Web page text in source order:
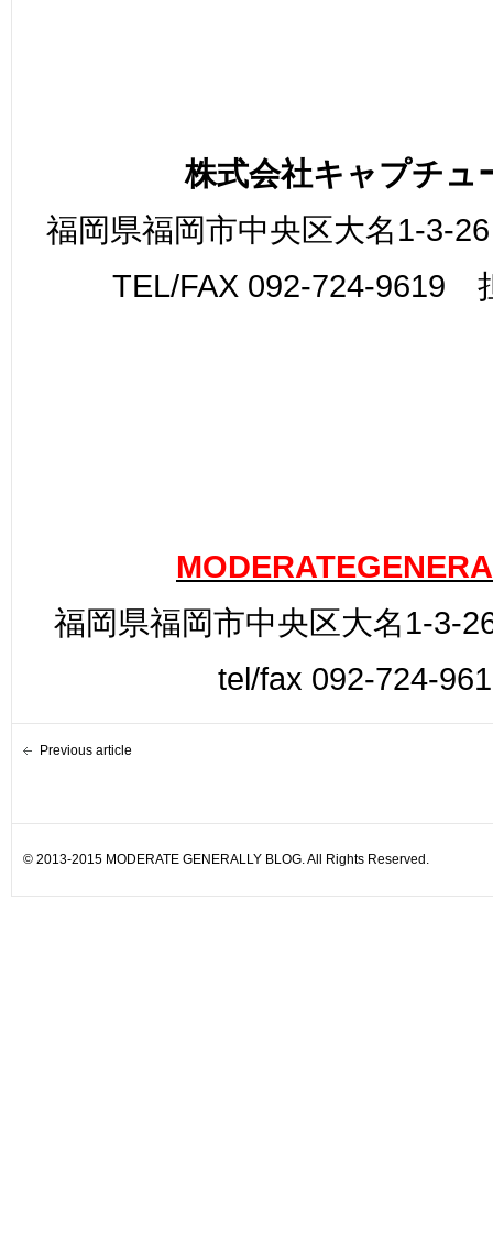
株式会社キャプチュ
福岡県福岡市中央区大名1-3-
TEL/FAX 092-724-9619
福岡県福岡市中央区大名1-3-
tel/fax 092-724-
Previous article
© 2013-2015 MODERATE GENERALLY BLOG. All Rights Reserved.